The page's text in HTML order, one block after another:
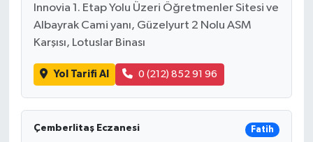
Innovia 1. Etap Yolu Üzeri Öğretmenler Sitesi ve
Albayrak Cami yanı, Güzelyurt 2 Nolu ASM
Karşısı, Lotuslar Binası
Yol Tarifi Al 0 (212) 852 91 96
Çemberlitaş Eczanesi Fatih